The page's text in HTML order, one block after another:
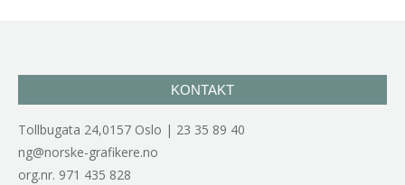
KONTAKT
Tollbugata 24,0157 Oslo | 23 35 89 40
ng@norske-grafikere.no
org.nr. 971 435 828